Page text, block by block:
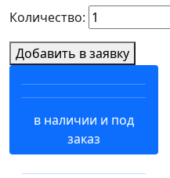
Количество:
Добавить в заявку
в наличии и под
заказ